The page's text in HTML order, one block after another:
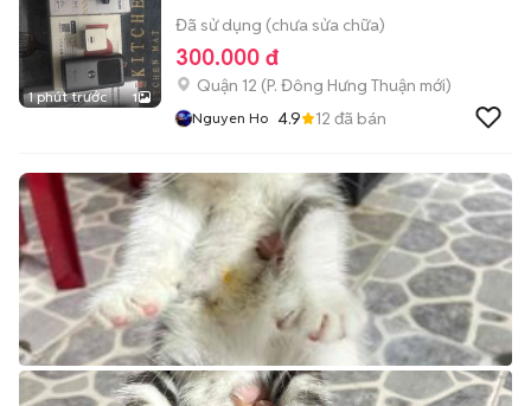
1 phút trước 1
Đã sử dụng (chưa sửa chữa)
300.000 đ
Quận 12 (P. Đông Hưng Thuận mới)
Nguyen Ho 4.9 12 đã bán